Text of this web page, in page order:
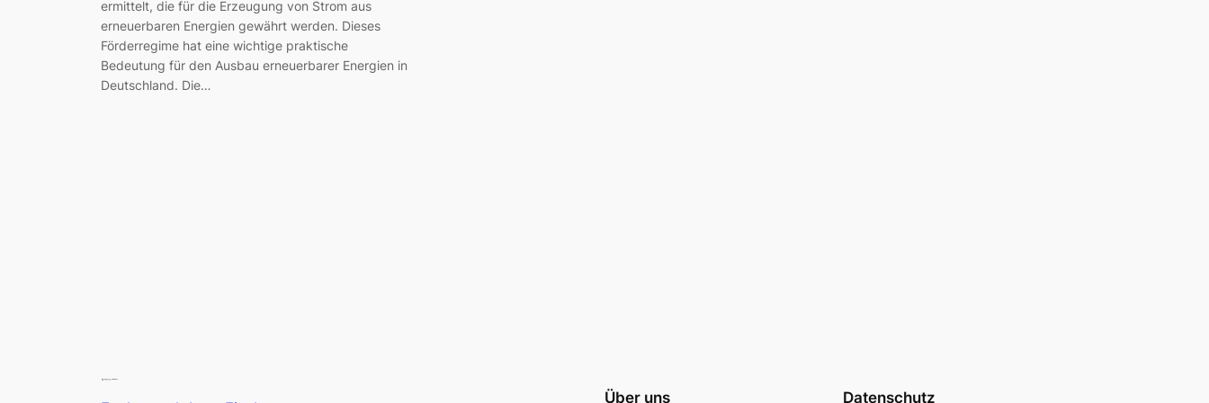
ermittelt, die für die Erzeugung von Strom aus
erneuerbaren Energien gewährt werden. Dieses
Förderregime hat eine wichtige praktische
Bedeutung für den Ausbau erneuerbarer Energien in
Deutschland. Die…
Über uns Datenschutz